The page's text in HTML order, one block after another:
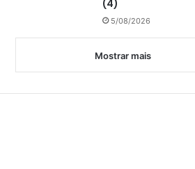
(4)
5/08/2026
Mostrar mais